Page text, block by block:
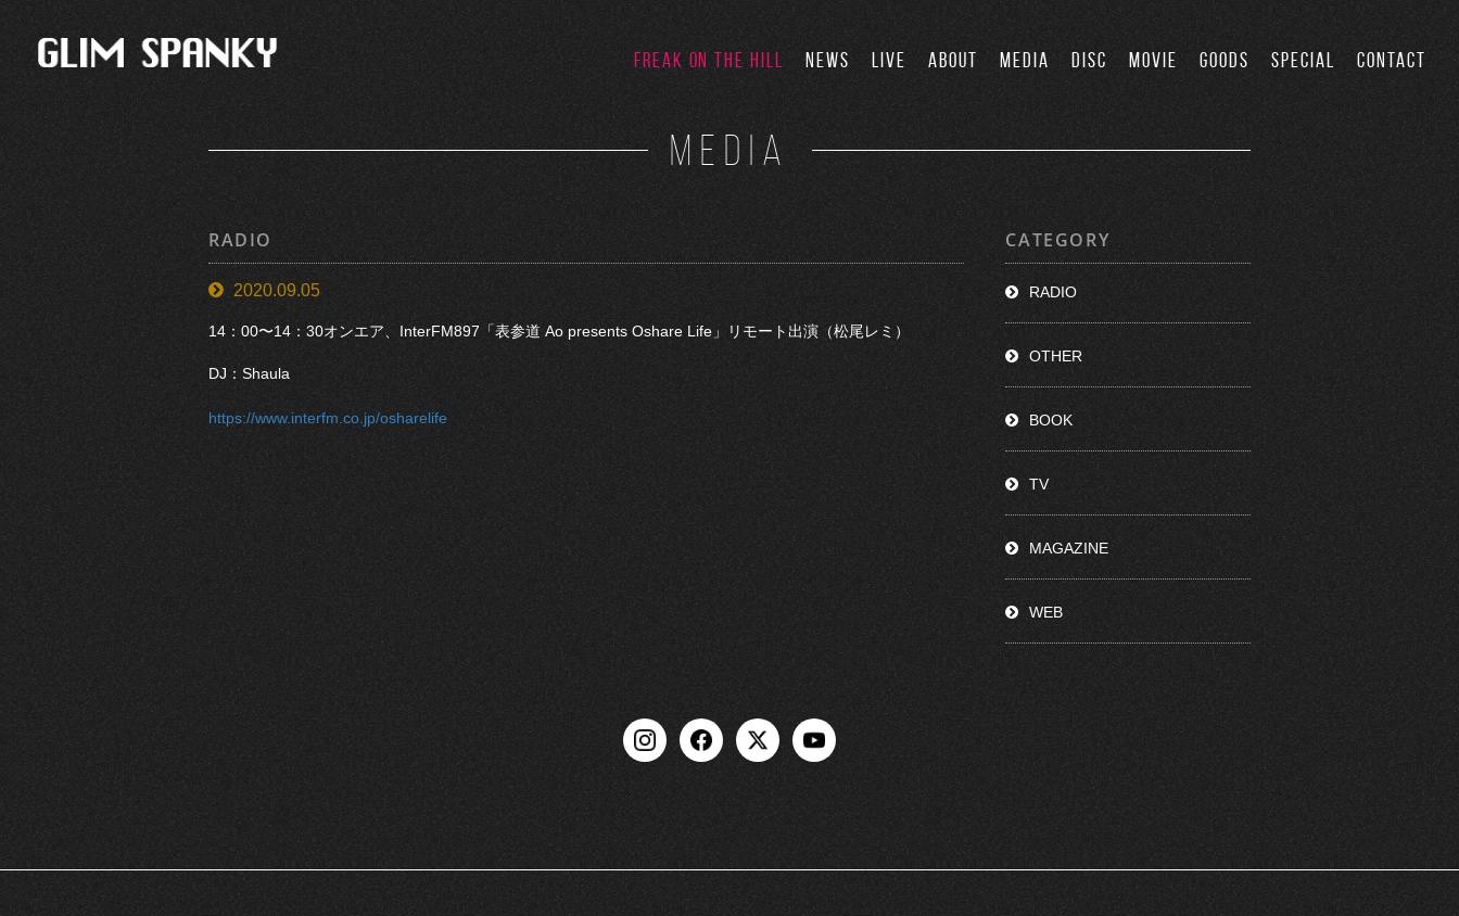
FREAK ON THE HILL NEWS LIVE ABOUT MEDIA DISC MOVIE GOODS SPECIAL CONTACT
MEDIA
RADIO
2020.09.05
14：00〜14：30オンエア、InterFM897「表参道 Ao presents Oshare Life」リモート出演（松尾レミ）
DJ：Shaula
https://www.interfm.co.jp/osharelife
CATEGORY
RADIO
OTHER
BOOK
TV
MAGAZINE
WEB